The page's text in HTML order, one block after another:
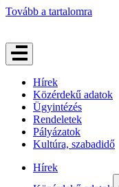
Tovább a tartalomra
Hírek
Közérdekű adatok
Ügyintézés
Rendeletek
Pályázatok
Kultúra, szabadidő
Hírek